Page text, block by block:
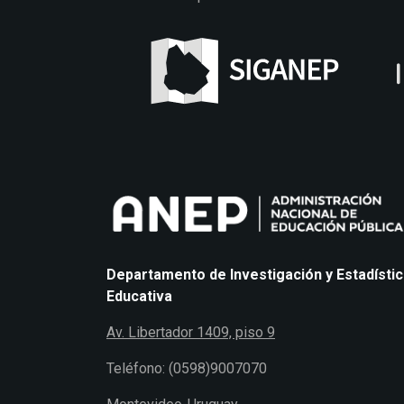
Departamento de Investigación y
Educativa
Av. Libertador 1409, piso 9
Teléfono: (0598)9007070